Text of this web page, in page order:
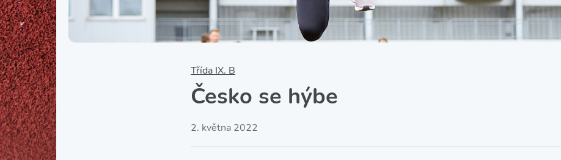
Školská rada
SRPŠ – Spolek rodičů a
Třída VII. A
Třída VIII. A
Třída IX. B
Česko se hýbe
2. května 2022